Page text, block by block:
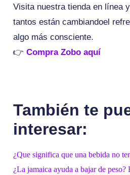
Visita nuestra tienda en línea
tantos están cambiandoel
algo más consciente.
👉Compra Zobo aquí
También te
interesar:
¿Que significa que una bebida no
¿La jamaica ayuda a bajar de peso?